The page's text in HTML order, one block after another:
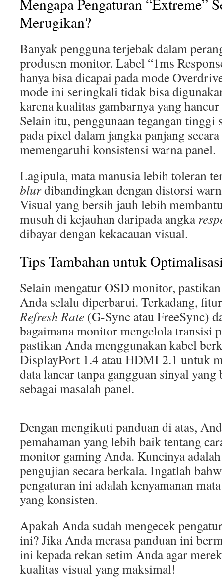
Mengapa Pengaturan “Extreme”
Merugikan?
Banyak pengguna terjebak dalam
produsen monitor. Label “1ms
hanya bisa dicapai pada mode
mode ini seringkali tidak bisa
karena kualitas gambarnya yang
Selain itu, penggunaan tegangan tinggi
pada pixel dalam jangka panjang
memengaruhi konsistensi warna panel.
Lagipula, mata manusia lebih toleran
blurdibandingkan dengan distorsi
Visual yang bersih jauh lebih
musuh di kejauhan daripada angka
dibayar dengan kekacauan visual.
Tips Tambahan untuk
Selain mengatur OSD monitor,
Anda selalu diperbarui. Terkadang,
Refresh Rate (G-Sync atau FreeSync)
bagaimana monitor mengelola transisi
pastikan Anda menggunakan kabel
DisplayPort 1.4 atau HDMI 2.1 untuk
data lancar tanpa gangguan sinyal
sebagai masalah panel.
Dengan mengikuti panduan di atas,
pemahaman yang lebih baik tentang
monitor gaming Anda. Kuncinya
pengujian secara berkala. Ingatlah
pengaturan ini adalah kenyamanan
yang konsisten.
Apakah Anda sudah mengecek
ini? Jika Anda merasa panduan ini
ini kepada rekan setim Anda agar
kualitas visual yang maksimal!